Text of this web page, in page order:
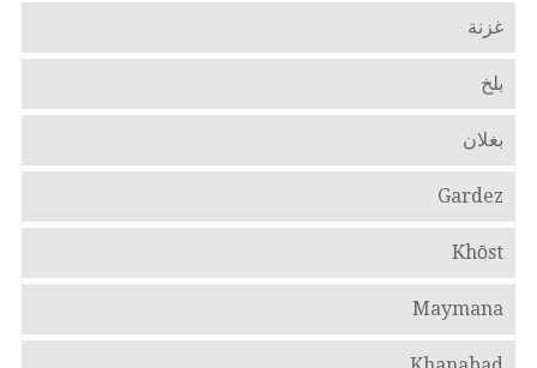
غزنة
بلخ
بغلان
Gardez
Khōst
Maymana